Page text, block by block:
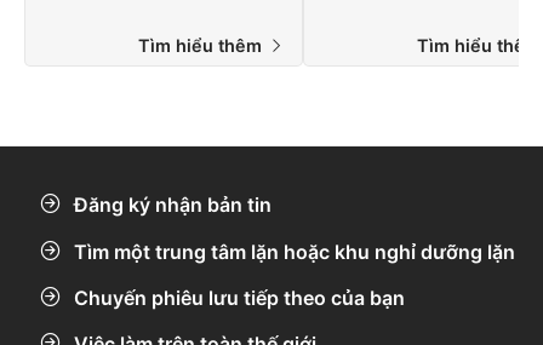
Tìm hiểu thêm Tìm hiểu
Đăng ký nhận bản tin
Tìm một trung tâm lặn hoặc khu nghỉ dưỡng lặn
Chuyến phiêu lưu tiếp theo của bạn